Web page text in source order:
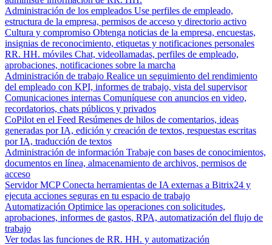
Administración de los empleados Use perfiles de empleado,
estructura de la empresa, permisos de acceso y directorio activo
Cultura y compromiso Obtenga noticias de la empresa, encuestas,
insignias de reconocimiento, etiquetas y notificaciones personales
RR. HH. móviles Chat, videollamadas, perfiles de empleado,
aprobaciones, notificaciones sobre la marcha
Administración de trabajo Realice un seguimiento del rendimiento
del empleado con KPI, informes de trabajo, vista del supervisor
Comunicaciones internas Comuníquese con anuncios en video,
recordatorios, chats públicos y privados
CoPilot en el Feed Resúmenes de hilos de comentarios, ideas
generadas por IA, edición y creación de textos, respuestas escritas
por IA, traducción de textos
Administración de información Trabaje con bases de conocimientos,
documentos en línea, almacenamiento de archivos, permisos de
acceso
Servidor MCP Conecta herramientas de IA externas a Bitrix24 y
ejecuta acciones seguras en tu espacio de trabajo
Automatización Optimice las operaciones con solicitudes,
aprobaciones, informes de gastos, RPA, automatización del flujo de
trabajo
Ver todas las funciones de RR. HH. y automatización